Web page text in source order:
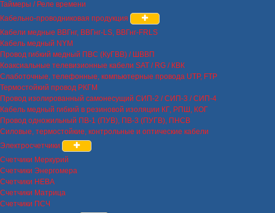
Таймеры / Реле времени
Кабельно-проводниковая продукция
Кабели медные ВВГнг, ВВГнг-LS, ВВГнг-FRLS
Кабель медный NYM
Провод гибкий медный ПВС (КуГВВ) / ШВВП
Коаксиальные телевизионные кабели SAT / RG / КВК
Слаботочные, телефонные, компьютерные провода UTP, FTP
Термостойкий провод РКГМ
Провод изолированный самонесущий СИП-2 / СИП-3 / СИП-4
Кабель медный гибкий в резиновой изоляции КГ, РПШ, КОГ
Провод одножильный ПВ-1 (ПУВ), ПВ-3 (ПУГВ), ПНСВ
Силовые, термостойкие, контрольные и оптические кабели
Электросчетчики
Счетчики Меркурий
Счетчики Энергомера
Счетчики НЕВА
Счетчики Матрица
Счетчики ПСЧ